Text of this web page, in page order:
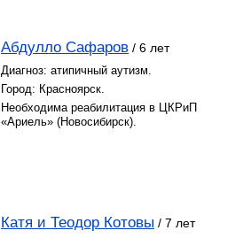
Абдулло Сафаров / 6 лет
Диагноз: атипичный аутизм.
Город: Красноярск.
Необходима реабилитация в ЦКРиП
«Ариель» (Новосибирск).
Катя и Теодор Котовы / 7 лет